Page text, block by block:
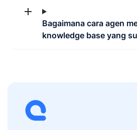
Bagaimana cara agen
knowledge base yang